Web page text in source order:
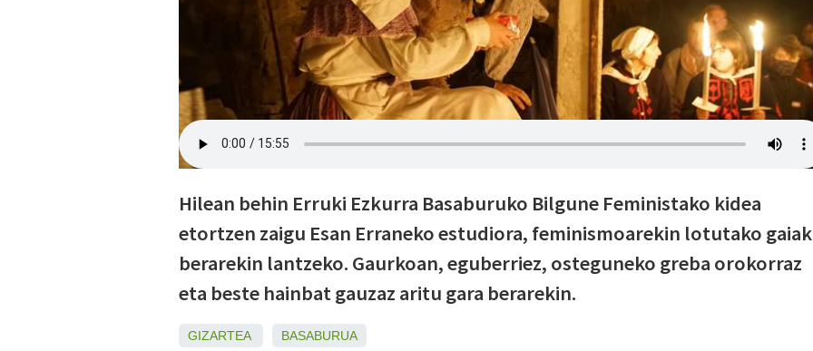
Hilean behin Erruki Ezkurra Basaburuko Bilgune Feministako kidea
etortzen zaigu Esan Erraneko estudiora, feminismoarekin lotutako gaiak
berarekin lantzeko. Gaurkoan, eguberriez, osteguneko greba orokorraz
eta beste hainbat gauzaz aritu gara berarekin.
GIZARTEA BASABURUA